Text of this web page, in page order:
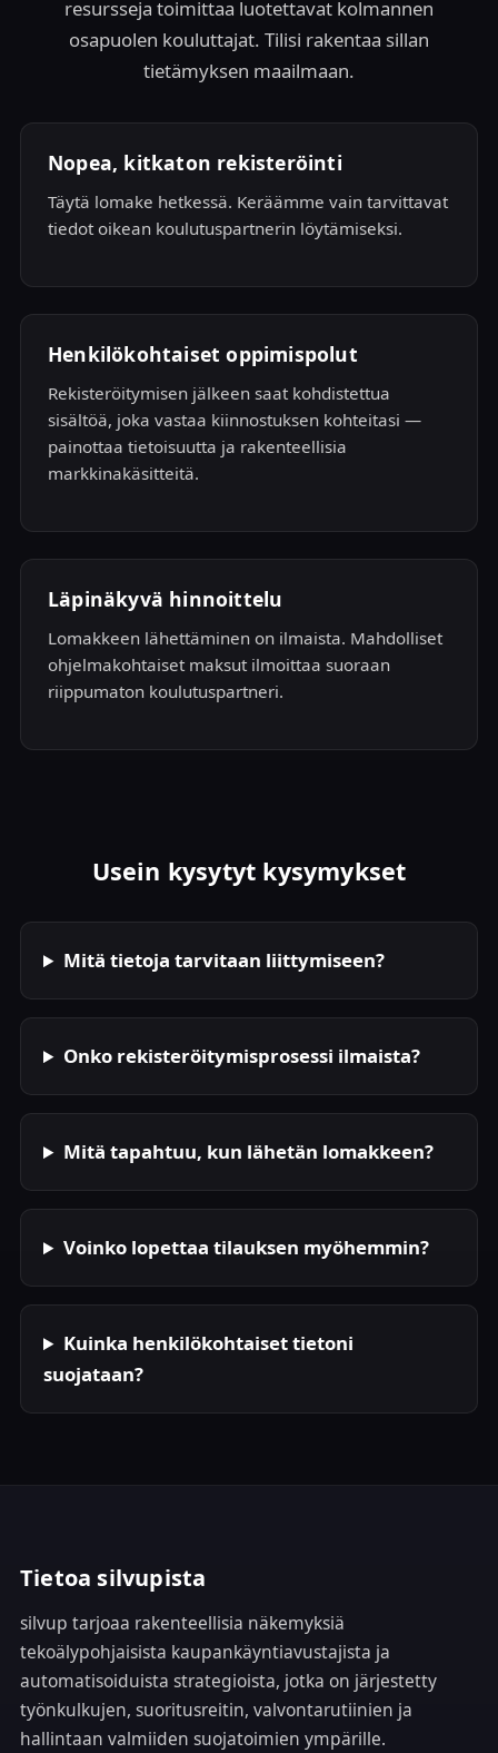
resursseja toimittaa luotettavat kolmannen
osapuolen kouluttajat. Tilisi rakentaa sillan
tietämyksen maailmaan.
Nopea, kitkaton rekisteröinti
Täytä lomake hetkessä. Keräämme vain tarvittavat
tiedot oikean koulutuspartnerin löytämiseksi.
Henkilökohtaiset oppimispolut
Rekisteröitymisen jälkeen saat kohdistettua
sisältöä, joka vastaa kiinnostuksen kohteitasi —
painottaa tietoisuutta ja rakenteellisia
markkinakäsitteitä.
Läpinäkyvä hinnoittelu
Lomakkeen lähettäminen on ilmaista. Mahdolliset
ohjelmakohtaiset maksut ilmoittaa suoraan
riippumaton koulutuspartneri.
Usein kysytyt kysymykset
Mitä tietoja tarvitaan liittymiseen?
Onko rekisteröitymisprosessi ilmaista?
Mitä tapahtuu, kun lähetän lomakkeen?
Voinko lopettaa tilauksen myöhemmin?
Kuinka henkilökohtaiset tietoni
suojataan?
Tietoa silvupista
silvup tarjoaa rakenteellisia näkemyksiä
tekoälypohjaisista kaupankäyntiavustajista ja
automatisoiduista strategioista, jotka on järjestetty
työnkulkujen, suoritusreitin, valvontarutiinien ja
hallintaan valmiiden suojatoimien ympärille.